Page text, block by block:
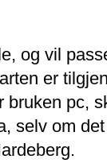
og vil
er
pc,
selv om